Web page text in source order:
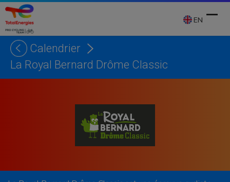
Skip
content
EN
Calendrier
La Royal Bernard Drôme Classic